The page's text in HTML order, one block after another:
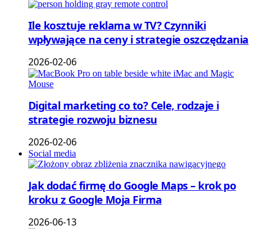
Ile kosztuje reklama w TV? Czynniki
wpływające na ceny i strategie oszczędzania
2026-02-06
Digital marketing co to? Cele, rodzaje i
strategie rozwoju biznesu
2026-02-06
Social media
Jak dodać firmę do Google Maps – krok po
kroku z Google Moja Firma
2026-06-13